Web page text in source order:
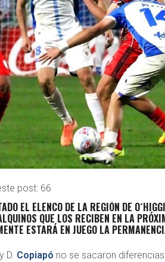
post: 66
EL ELENCO DE LA REGIÓN DE
QUE LOS RECIBEN EN LA
ESTARÁ EN JUEGO LA
D. Copiapó no se sacaron